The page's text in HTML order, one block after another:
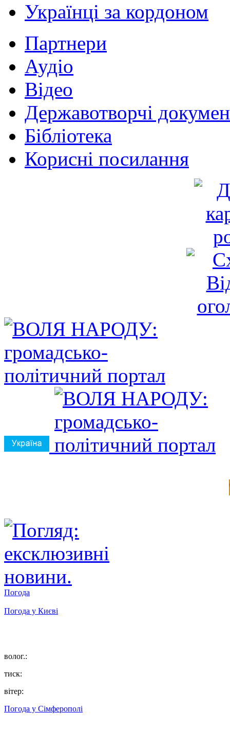
Українці за кордоном
Партнери
Аудіо
Відео
Державотворчі
Бібліотека
Корисні посилання
Погода
Погода у Києві
волог.:
тиск:
вітер:
Погода у Сімферополі